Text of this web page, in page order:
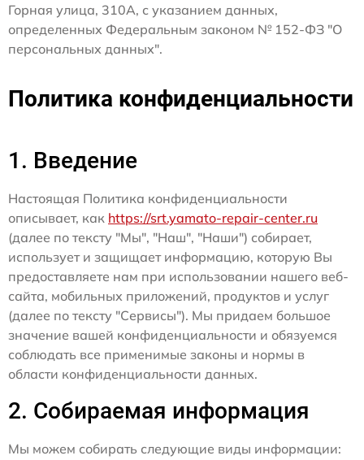
Горная улица, 310А, с указанием данных,
определенных Федеральным законом № 152-ФЗ "О
персональных данных".
Политика конфиденциальности
1. Введение
Настоящая Политика конфиденциальности
описывает, как https://srt.yamato-repair-center.ru
(далее по тексту "Мы", "Наш", "Наши") собирает,
использует и защищает информацию, которую Вы
предоставляете нам при использовании нашего веб-
сайта, мобильных приложений, продуктов и услуг
(далее по тексту "Сервисы"). Мы придаем большое
значение вашей конфиденциальности и обязуемся
соблюдать все применимые законы и нормы в
области конфиденциальности данных.
2. Собираемая информация
Мы можем собирать следующие виды информации: